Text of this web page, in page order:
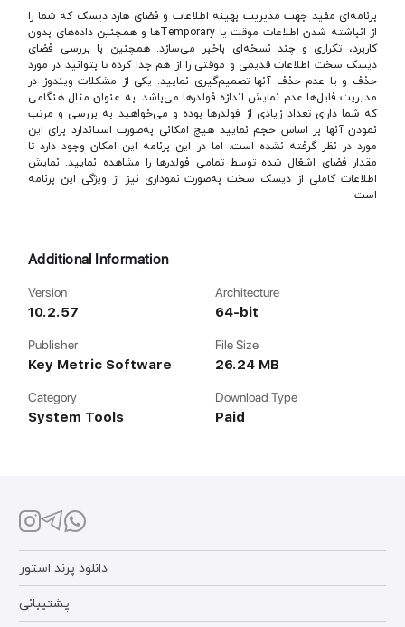
برنامه‌ای مفید جهت مديريت بهينه اطلاعات و فضای هارد ديسک که شما را
از انباشته شدن اطلاعات موقت يا Temporaryها و همچنين داده‌های بدون
کاربرد، تکراری و چند نسخه‌ای باخبر می‌سازد. همچنین با بررسی فضای
دیسک سخت اطلاعات قدیمی و موقتی را از هم جدا کرده تا بتوانید در مورد
حذف و یا عدم حذف آنها تصمیم‌گیری نمایید. یکی از مشکلات ویندوز در
مدیریت فایل‌ها عدم نمایش اندازه فولدرها می‌باشد. به عنوان مثال هنگامی
که شما دارای تعداد زیادی از فولدر‌ها بوده و می‌خواهید به بررسی و مرتب
نمودن آنها بر اساس حجم نمایید هیچ امکانی به‌صورت استاندارد برای این
مورد در نظر گرفته نشده است. اما در این برنامه این امکان وجود دارد تا
مقدار فضای اشغال شده توسط تمامی فولدرها را مشاهده نمایید. نمایش
اطلاعات کاملی از دیسک سخت به‌صورت نموداری نیز از ویژگی‌ این برنامه
است.
Additional Information
Version
10.2.57
Architecture
64-bit
Publisher
Key Metric Software
File Size
26.24 MB
Category
System Tools
Download Type
Paid
پشتیبانی
دانلود پرند استور